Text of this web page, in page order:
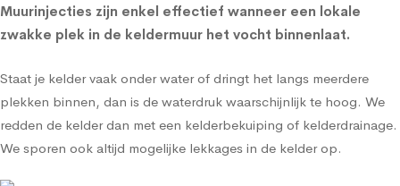
Muurinjecties zijn enkel effectief wanneer een lokale
zwakke plek in de keldermuur het vocht binnenlaat.
Staat je kelder vaak onder water of dringt het langs meerdere
plekken binnen, dan is de waterdruk waarschijnlijk te hoog. We
redden de kelder dan met een kelderbekuiping of kelderdrainage.
We sporen ook altijd mogelijke lekkages in de kelder op.